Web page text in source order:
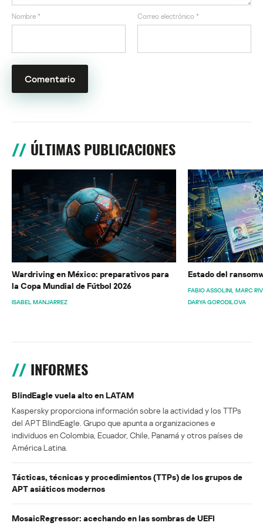
Nombre * Correo electrónico *
ÚLTIMAS PUBLICACIONES
Wardriving en México: preparativos para
la Copa Mundial de Fútbol 2026
ISABEL MANJARREZ
Estado del
FABIO ASSOLINI MARC
DARYA GORODILOVA
INFORMES
BlindEagle vuela alto en LATAM
Kaspersky proporciona información sobre la actividad y los TTPs
del APT BlindEagle. Grupo que apunta a organizaciones e
individuos en Colombia, Ecuador, Chile, Panamá y otros países de
América Latina.
Tácticas, técnicas y procedimientos (TTPs) de los grupos de
APT asiáticos modernos
MosaicRegressor: acechando en las sombras de UEFI